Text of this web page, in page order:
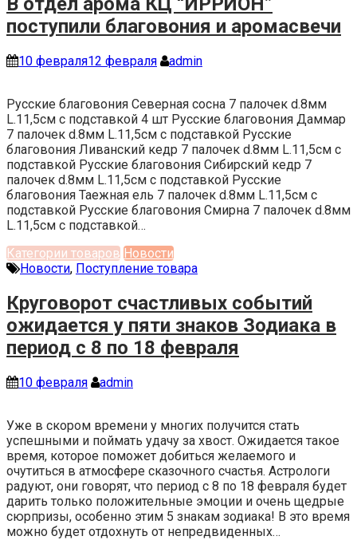
поступили благовония и аромасвечи
10 февраля12 февраля admin
Русские благовония Северная сосна 7 палочек d.8мм
L.11,5см с подставкой 4 шт Русские благовония Даммар
7 палочек d.8мм L.11,5см с подставкой Русские
благовония Ливанский кедр 7 палочек d.8мм L.11,5см с
подставкой Русские благовония Сибирский кедр 7
палочек d.8мм L.11,5см с подставкой Русские
благовония Таежная ель 7 палочек d.8мм L.11,5см с
подставкой Русские благовония Смирна 7 палочек d.8мм
L.11,5см с подставкой…
Категории товаров Новости
Новости, Поступление товара
Круговорот счастливых событий
ожидается у пяти знаков Зодиака в
период с 8 по 18 февраля
10 февраля admin
Уже в скором времени у многих получится стать
успешными и поймать удачу за хвост. Ожидается такое
время, которое поможет добиться желаемого и
очутиться в атмосфере сказочного счастья. Астрологи
радуют, они говорят, что период с 8 по 18 февраля будет
дарить только положительные эмоции и очень щедрые
сюрпризы, особенно этим 5 знакам зодиака! В это время
можно будет отдохнуть от непредвиденных…